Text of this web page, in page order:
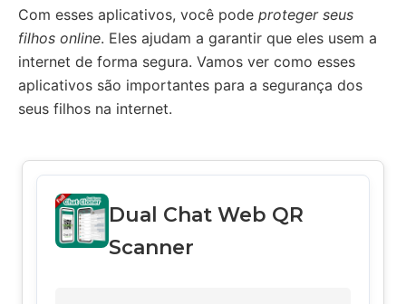
Com esses aplicativos, você pode proteger seus
filhos online. Eles ajudam a garantir que eles usem a
internet de forma segura. Vamos ver como esses
aplicativos são importantes para a segurança dos
seus filhos na internet.
Dual Chat Web QR
Scanner